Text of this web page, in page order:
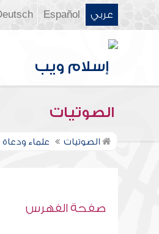
عربي Español
الصوتيات
الصوتيات علماء ودعاة
صفحة الفهرس